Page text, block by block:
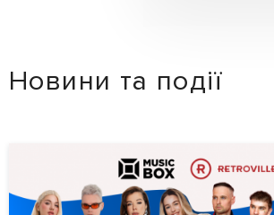
Новини та події